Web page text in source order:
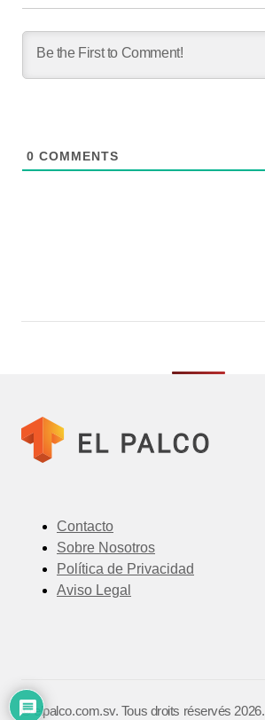
0 COMMENTS
Contacto
Sobre Nosotros
Política de Privacidad
Aviso Legal
©️ elpalco.com.sv. Tous droits réservés 2026.